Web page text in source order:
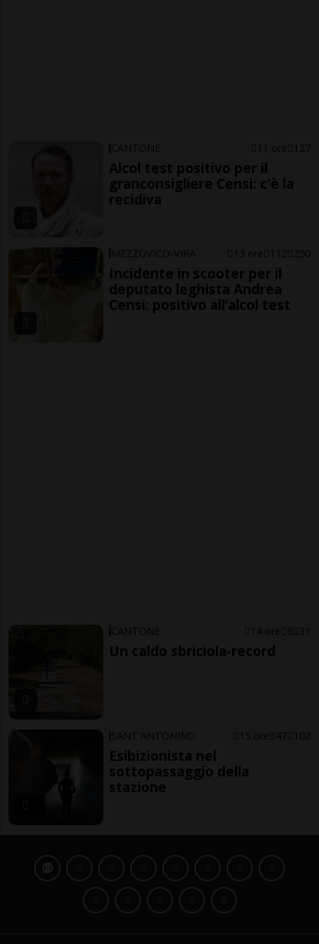
CANTONE 11 ore 127
Alcol test positivo per il
granconsigliere Censi: c'è la
recidiva
MEZZOVICO-VIRA 13 ore 112 250
Incidente in scooter per il
deputato leghista Andrea
Censi: positivo all’alcol test
CANTONE 14 ore 6 31
Un caldo sbriciola-record
SANT'ANTONINO 15 ore 47 102
Esibizionista nel
sottopassaggio della
stazione